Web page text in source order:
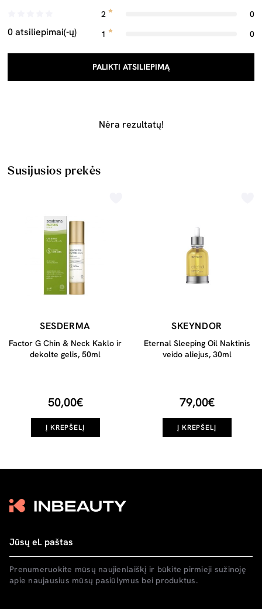
0 atsiliepimai(-ų)
2
0
1
0
PALIKTI ATSILIEPIMĄ
Nėra rezultatų!
Susijusios prekės
SESDERMA
Factor G Chin & Neck Kaklo ir
dekolte gelis, 50ml
50,00€
Į KREPŠELĮ
SKEYNDOR
Eternal Sleeping Oil Naktinis
veido aliejus, 30ml
79,00€
Į KREPŠELĮ
Prenumeruokite mūsų naujienlaiškį ir būkite pirmieji sužinoję
apie naujausius mūsų pasiūlymus bei produktus.